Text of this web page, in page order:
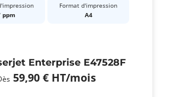
ppm
Format d'impression
A4
Enterprise E47528F
59,90 € HT/mois